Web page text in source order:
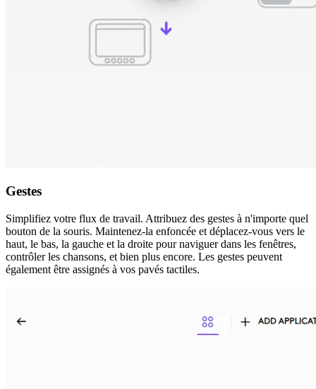
Gestes
Simplifiez votre flux de travail. Attribuez des gestes à n'importe quel
bouton de la souris. Maintenez-la enfoncée et déplacez-vous vers le
haut, le bas, la gauche et la droite pour naviguer dans les fenêtres,
contrôler les chansons, et bien plus encore. Les gestes peuvent
également être assignés à vos pavés tactiles.